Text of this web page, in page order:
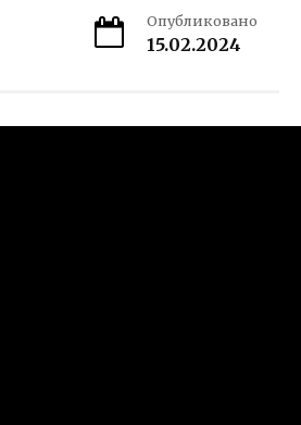
Опубликовано
15.02.2024